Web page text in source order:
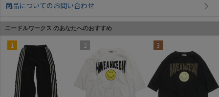
商品についてのお問い合わせ
ニードルワークス のあなたへのおすすめ
1 2 3